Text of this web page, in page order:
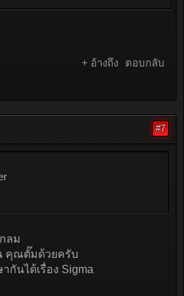
+ อ้างถึง ตอบกลับ
#7
ลม
คุณตั๊มด้วยครับ
กันได้เรื่อง Sigma